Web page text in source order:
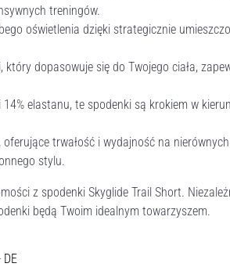
treningów.
oświetlenia dzięki strategicznie
dopasowuje się do Twojego ciała,
elastanu, te spodenki są krokiem w
trwałość i wydajność na
stylu.
z spodenki Skyglide Trail Short.
będą Twoim idealnym towarzyszem.